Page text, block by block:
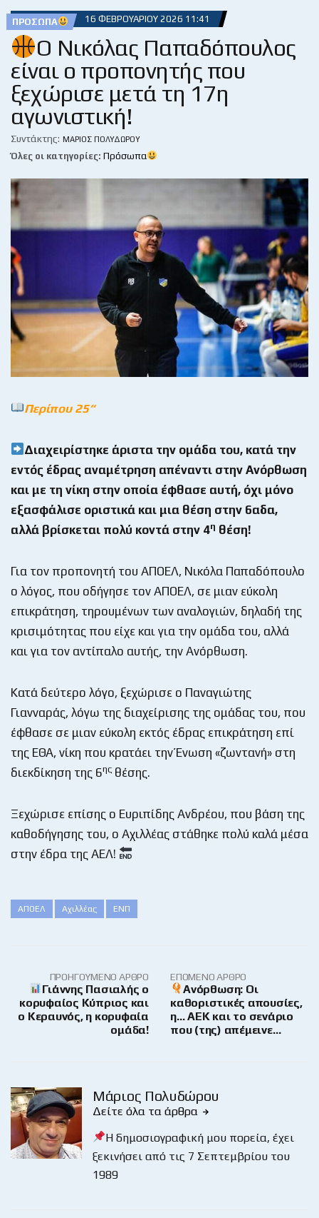
ΠΡΌΣΩΠΑ 16 ΦΕΒΡΟΥΑΡΊΟΥ 2026 11:41
Ο Νικόλας Παπαδόπουλος
είναι ο προπονητής που
ξεχώρισε μετά τη 17η
αγωνιστική!
Συντάκτης: ΜΆΡΙΟΣ ΠΟΛΥΔΏΡΟΥ
Όλες οι κατηγορίες: Πρόσωπα
Περίπου 25“
Διαχειρίστηκε άριστα την ομάδα του, κατά την
εντός έδρας αναμέτρηση απέναντι στην Ανόρθωση
και με τη νίκη στην οποία έφθασε αυτή, όχι μόνο
εξασφάλισε οριστικά και μια θέση στην 6αδα,
αλλά βρίσκεται πολύ κοντά στην 4η θέση!
Για τον προπονητή του ΑΠΟΕΛ, Νικόλα Παπαδόπουλο
ο λόγος, που οδήγησε τον ΑΠΟΕΛ, σε μιαν εύκολη
επικράτηση, τηρουμένων των αναλογιών, δηλαδή της
κρισιμότητας που είχε και για την ομάδα του, αλλά
και για τον αντίπαλο αυτής, την Ανόρθωση.
Κατά δεύτερο λόγο, ξεχώρισε ο Παναγιώτης
Γιανναράς, λόγω της διαχείρισης της ομάδας του, που
έφθασε σε μιαν εύκολη εκτός έδρας επικράτηση επί
της ΕΘΑ, νίκη που κρατάει την Ένωση «ζωντανή» στη
διεκδίκηση της 6ης θέσης.
Ξεχώρισε επίσης ο Ευριπίδης Ανδρέου, που βάση της
καθοδήγησης του, ο Αχιλλέας στάθηκε πολύ καλά μέσα
στην έδρα της ΑΕΛ!
ΑΠΟΕΛ Αχιλλέας ΕΝΠ
ΠΡΟΗΓΟΎΜΕΝΟ ΆΡΘΡΟ
Γιάννης Πασιαλής ο
κορυφαίος Κύπριος και
ο Κεραυνός, η κορυφαία
ομάδα!
ΕΠΌΜΕΝΟ ΆΡΘΡΟ
Ανόρθωση: Οι
καθοριστικές απουσίες,
η… ΑΕΚ και το σενάριο
που (της) απέμεινε…
Μάριος Πολυδώρου
Δείτε όλα τα άρθρα
Η δημοσιογραφική μου πορεία, έχει
ξεκινήσει από τις 7 Σεπτεμβρίου του
1989